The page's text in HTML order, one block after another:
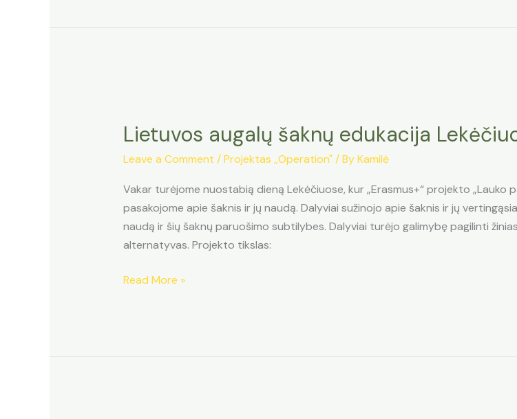
Lietuvos augalų šaknų edukacija
Leave a Comment /Projektas ,,Operation" / ByKamilė
Vakar turėjome nuostabią dieną Lekėčiuose, kur „Erasmus+“ projekto „Lauko
pasakojome apie šaknis ir jų naudą. Dalyviai sužinojo apie šaknis ir jų
naudą ir šių šaknų paruošimo subtilybes. Dalyviai turėjo galimybę pagilinti
alternatyvas. Projekto tikslas:
Lietuvos
Lekėčiuose
Read More »